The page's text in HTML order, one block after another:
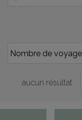
aucun résultat